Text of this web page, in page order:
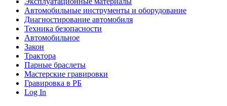
Автомобильные инструменты и оборудование
Диагностирование автомобиля
Техника безопасности
Автомобильное
Закон
Трактора
Парные браслеты
Мастерские гравировки
Гравировка в РБ
Log In